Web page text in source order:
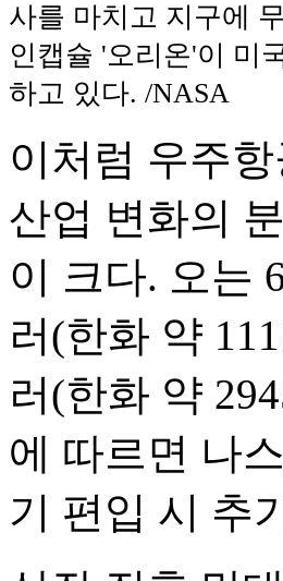
사를 마치고 지구에
인캡슐 '오리온'이 미
하고 있다. /NASA
이처럼 우주
산업 변화의
이 크다. 오는
러(한화 약
러(한화 약
에 따르면 나
기 편입 시 추